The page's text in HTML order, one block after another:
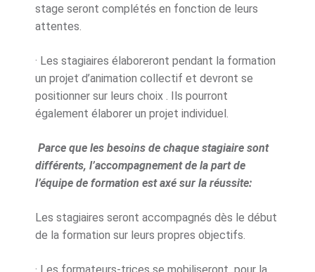
stage seront complétés en fonction de leurs
attentes.
· Les stagiaires élaboreront pendant la formation
un projet d’animation collectif et devront se
positionner sur leurs choix . Ils pourront
également élaborer un projet individuel.
Parce que les besoins de chaque stagiaire sont
différents, l’accompagnement de la part de
l’équipe de formation est axé sur la réussite:
Les stagiaires seront accompagnés dès le début
de la formation sur leurs propres objectifs.
· Les formateurs-trices se mobiliseront pour la